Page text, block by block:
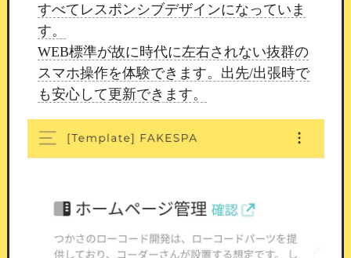
ポイント消費ボタン
会員がボタンを押すと、決めておいたポイントを
消費するだけの機能です。イベントへの参加受付
や、店頭での引き換えなど、進行そのものは店舗
さまで組んでいただく想定です。ボタンの文言と
消費ポイントは自由に設定できます。
すべてレスポンシブデザインになっていま
す。
WEB標準が故に時代に左右されない抜群の
スマホ操作を体験できます。出先/出張時で
も安心して更新できます。